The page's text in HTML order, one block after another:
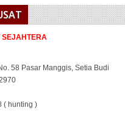
SEJAHTERA
58 Pasar Manggis, Setia Budi
( hunting )